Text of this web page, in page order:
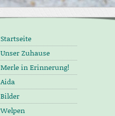
Startseite
Unser Zuhause
Merle in Erinnerung!
Aida
Bilder
Welpen